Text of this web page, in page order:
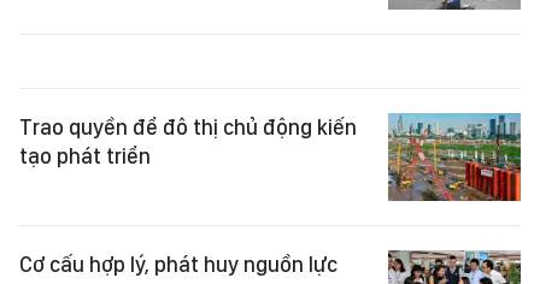
Trao quyền để đô thị chủ động kiến
tạo phát triển
Cơ cấu hợp lý, phát huy nguồn lực